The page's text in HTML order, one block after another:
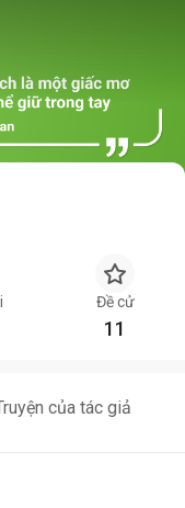
Đề cử
11
của tác giả